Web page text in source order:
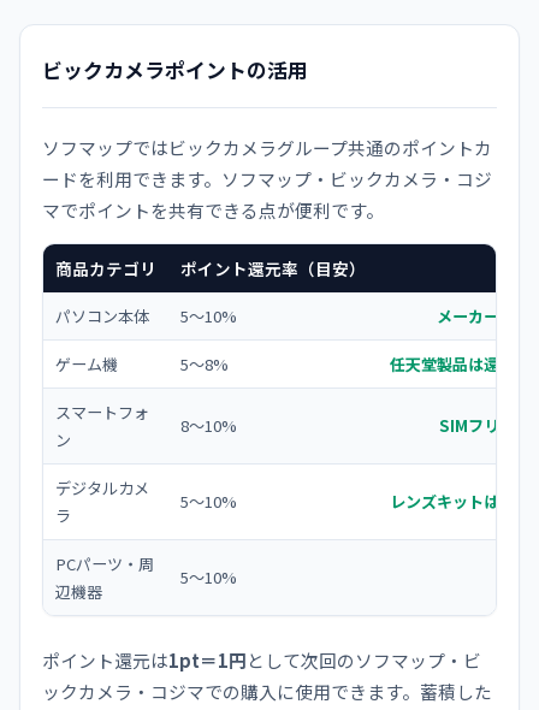
ビックカメラポイントの活用
ソフマップではビックカメラグループ共通のポイントカ
ードを利用できます。ソフマップ・ビックカメラ・コジ
マでポイントを共有できる点が便利です。
商品カテゴリ ポイント還元率（目安）
パソコン本体 5〜10% メーカー・機
ゲーム機 5〜8% 任天堂製品は還元率
スマートフォ
ン
8〜10% SIMフリーモ
デジタルカメ
ラ
5〜10% レンズキットは率が
PCパーツ・周
辺機器
5〜10%
ポイント還元は1pt＝1円として次回のソフマップ・ビ
ックカメラ・コジマでの購入に使用できます。蓄積した